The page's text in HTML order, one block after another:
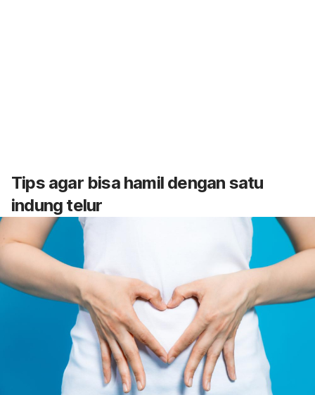
Tips agar bisa hamil dengan satu
indung telur